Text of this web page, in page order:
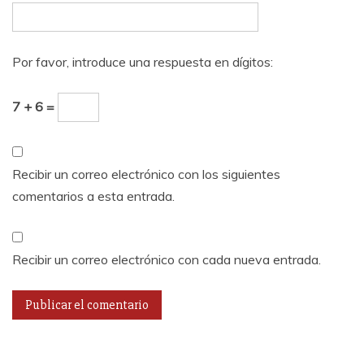
Por favor, introduce una respuesta en dígitos:
7 + 6 =
Recibir un correo electrónico con los siguientes
comentarios a esta entrada.
Recibir un correo electrónico con cada nueva entrada.